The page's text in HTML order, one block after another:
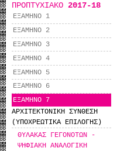
ΠΡΟΠΤΥΧΙΑΚΟ 2017-18
ΕΞΑΜΗΝΟ 1
ΕΞΑΜΗΝΟ 2
ΕΞΑΜΗΝΟ 3
ΕΞΑΜΗΝΟ 4
ΕΞΑΜΗΝΟ 5
ΕΞΑΜΗΝΟ 6
ΕΞΑΜΗΝΟ 7
ΑΡΧΙΤΕΚΤΟΝΙΚΗ ΣΥΝΘΕΣΗ
(ΥΠΟΧΡΕΩΤΙΚΑ ΕΠΙΛΟΓΗΣ)
ΘΥΛΑΚΑΣ ΓΕΓΟΝΟΤΩΝ -
ΨΗΦΙΑΚΗ ΑΝΑΛΟΓΙΚΗ